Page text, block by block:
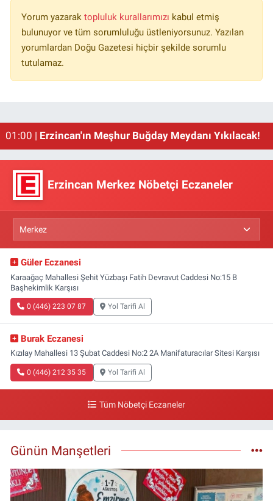
Yorum yazarak topluluk kurallarımızı kabul etmiş
bulunuyor ve tüm sorumluluğu üstleniyorsunuz. Yazılan
yorumlardan Doğu Gazetesi hiçbir şekilde sorumlu
tutulamaz.
01:00 | Erzincan'ın Meşhur Buğday Meydanı Yıkılacak!
Erzincan Merkez Nöbetçi Eczaneler
Güler Eczanesi
Karaağaç Mahallesi Şehit Yüzbaşı Fatih Devravut Caddesi No:15 B
Başhekimlik Karşısı
0 (446) 223 07 87 Yol Tarifi Al
Burak Eczanesi
Kızılay Mahallesi 13 Şubat Caddesi No:2 2A Manifaturacılar Sitesi Karşısı
0 (446) 212 35 35 Yol Tarifi Al
Tüm Nöbetçi Eczaneler
Günün Manşetleri